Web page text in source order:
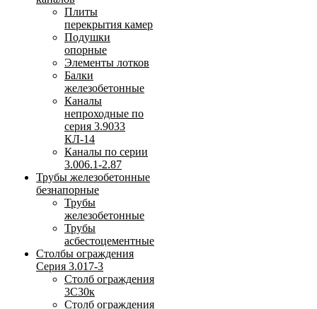
Плиты
перекрытия камер
Подушки
опорные
Элементы лотков
Балки
железобетонные
Каналы
непроходные по
серия 3.9033
КЛ-14
Каналы по серии
3.006.1-2.87
Трубы железобетонные
безнапорные
Трубы
железобетонные
Трубы
асбестоцементные
Столбы ограждения
Серия 3.017-3
Столб ограждения
3С30к
Столб ограждения